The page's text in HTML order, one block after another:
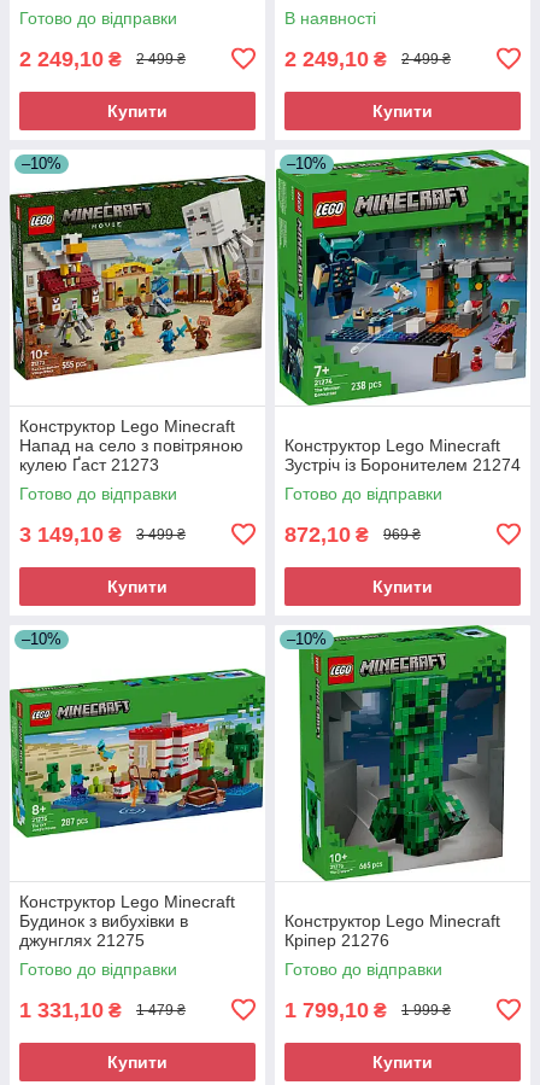
Готово до відправки
2 249,10 ₴ 2 499 ₴
Купити
В наявності
2 249,10 ₴ 2 499 ₴
Купити
–10%
Конструктор Lego Minecraft
Напад на село з повітряною
кулею Ґаст 21273
Готово до відправки
3 149,10 ₴ 3 499 ₴
Купити
–10%
Конструктор Lego Minecraft
Зустріч із Боронителем 21274
Готово до відправки
872,10 ₴ 969 ₴
Купити
–10%
Конструктор Lego Minecraft
Будинок з вибухівки в
джунглях 21275
Готово до відправки
1 331,10 ₴ 1 479 ₴
Купити
–10%
Конструктор Lego Minecraft
Кріпер 21276
Готово до відправки
1 799,10 ₴ 1 999 ₴
Купити